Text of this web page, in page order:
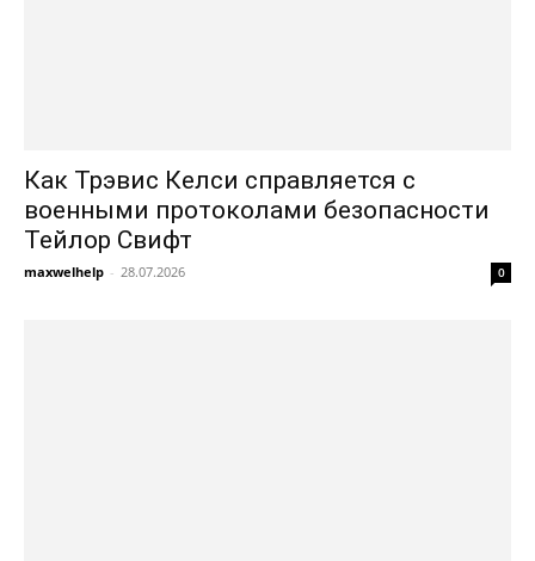
Как Трэвис Келси справляется с
военными протоколами безопасности
Тейлор Свифт
maxwelhelp - 28.07.2026 0